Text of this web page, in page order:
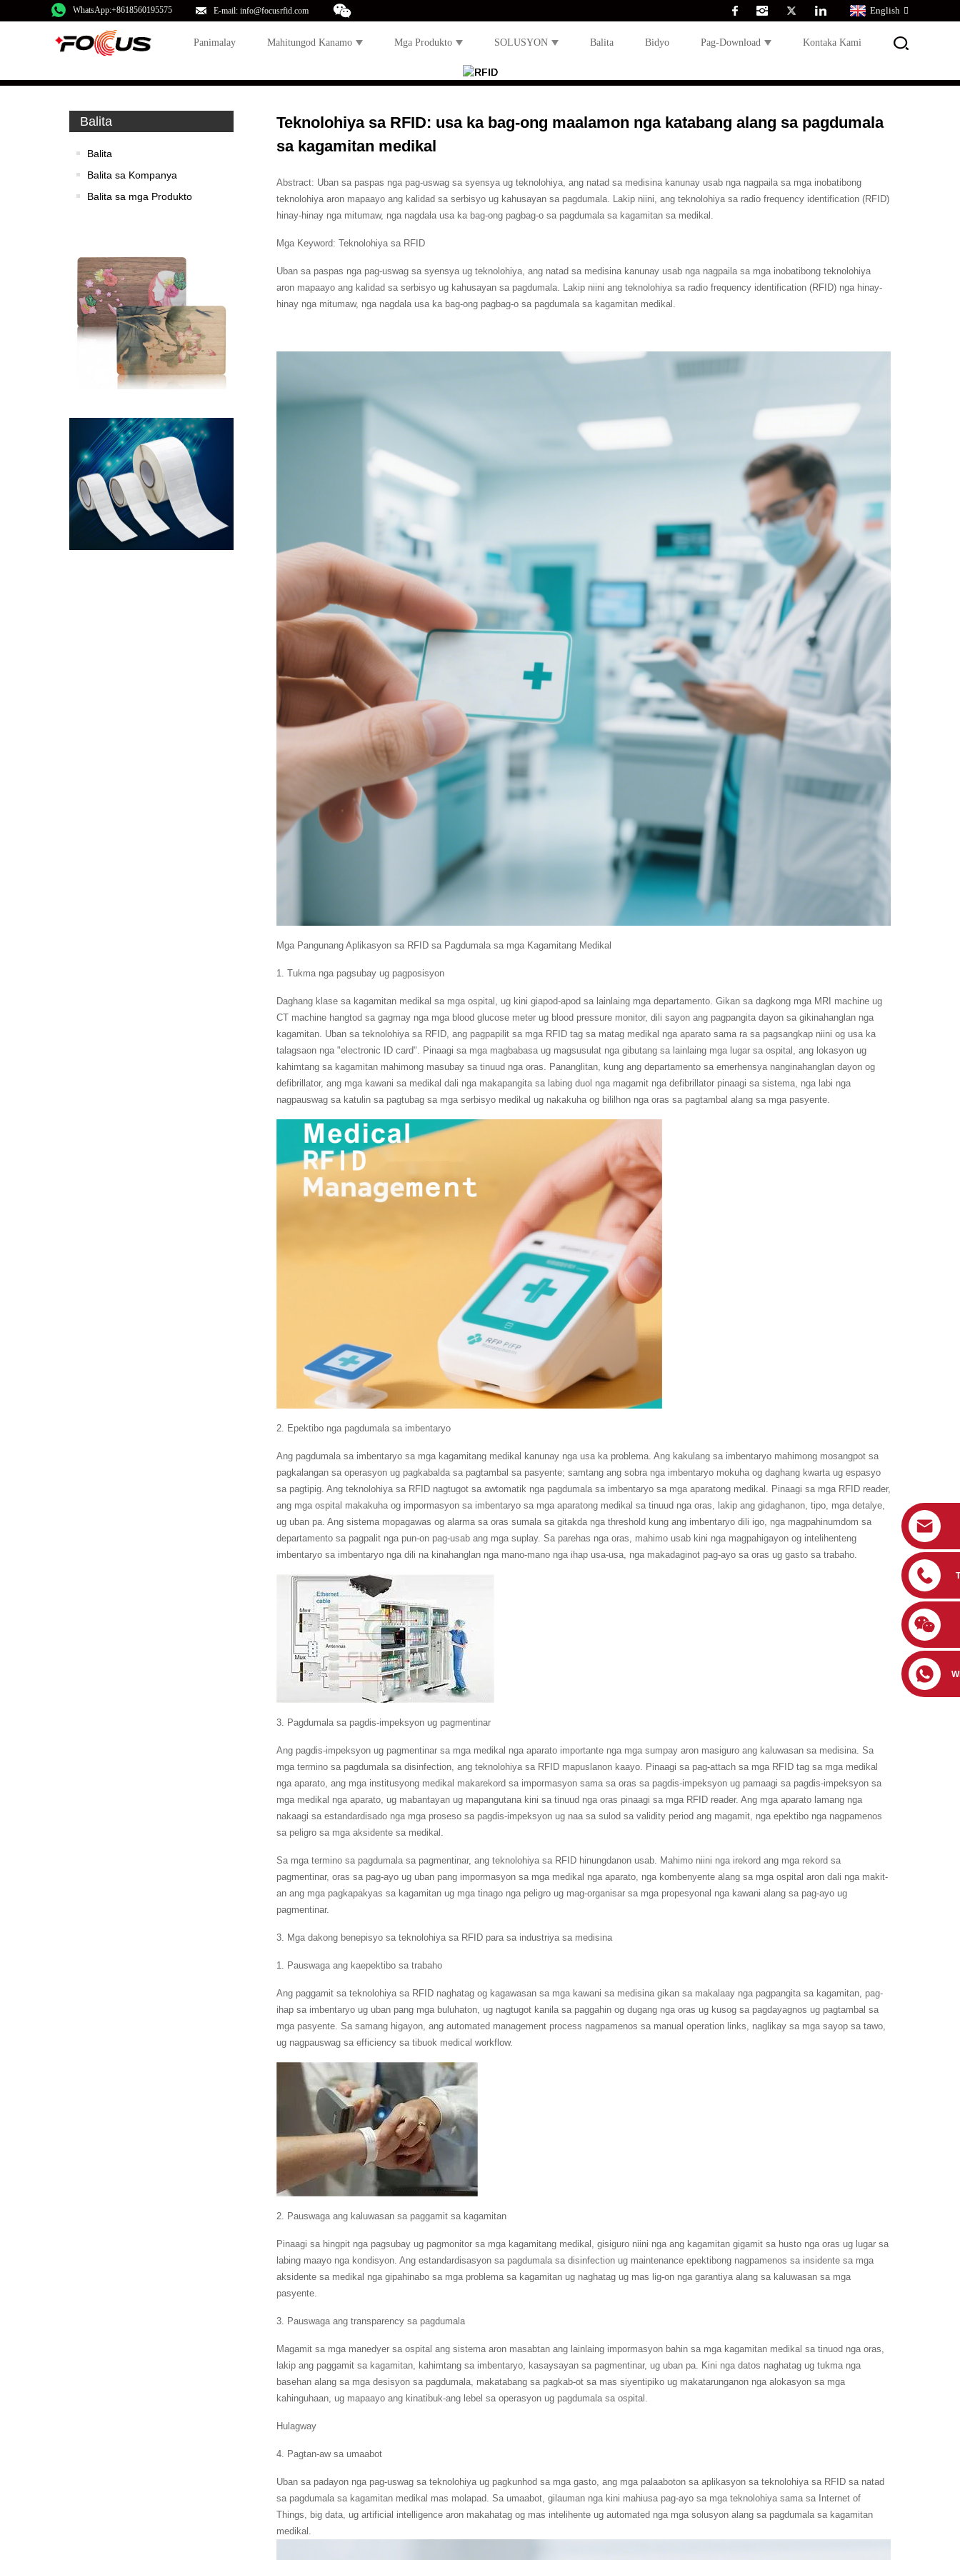
WhatsApp:+8618560195575 E-mail: info@focusrfid.com English
Panimalay Mahitungod Kanamo Mga Produkto SOLUSYON Balita Bidyo Pag-Download Kontaka Kami
Balita
Balita
Balita sa Kompanya
Balita sa mga Produkto
Teknolohiya sa RFID: usa ka bag-ong maalamon nga katabang alang sa pagdumala
sa kagamitan medikal
Abstract: Uban sa paspas nga pag-uswag sa syensya ug teknolohiya, ang natad sa medisina kanunay usab nga nagpaila sa mga inobatibong
teknolohiya aron mapaayo ang kalidad sa serbisyo ug kahusayan sa pagdumala. Lakip niini, ang teknolohiya sa radio frequency identification (RFID)
hinay-hinay nga mitumaw, nga nagdala usa ka bag-ong pagbag-o sa pagdumala sa kagamitan sa medikal.
Mga Keyword: Teknolohiya sa RFID
Uban sa paspas nga pag-uswag sa syensya ug teknolohiya, ang natad sa medisina kanunay usab nga nagpaila sa mga inobatibong teknolohiya
aron mapaayo ang kalidad sa serbisyo ug kahusayan sa pagdumala. Lakip niini ang teknolohiya sa radio frequency identification (RFID) nga hinay-
hinay nga mitumaw, nga nagdala usa ka bag-ong pagbag-o sa pagdumala sa kagamitan medikal.
Mga Pangunang Aplikasyon sa RFID sa Pagdumala sa mga Kagamitang Medikal
1. Tukma nga pagsubay ug pagposisyon
Daghang klase sa kagamitan medikal sa mga ospital, ug kini giapod-apod sa lainlaing mga departamento. Gikan sa dagkong mga MRI machine ug
CT machine hangtod sa gagmay nga mga blood glucose meter ug blood pressure monitor, dili sayon ​​ang pagpangita dayon sa gikinahanglan nga
kagamitan. Uban sa teknolohiya sa RFID, ang pagpapilit sa mga RFID tag sa matag medikal nga aparato sama ra sa pagsangkap niini og usa ka
talagsaon nga "electronic ID card". Pinaagi sa mga magbabasa ug magsusulat nga gibutang sa lainlaing mga lugar sa ospital, ang lokasyon ug
kahimtang sa kagamitan mahimong masubay sa tinuud nga oras. Pananglitan, kung ang departamento sa emerhensya nanginahanglan dayon og
defibrillator, ang mga kawani sa medikal dali nga makapangita sa labing duol nga magamit nga defibrillator pinaagi sa sistema, nga labi nga
nagpauswag sa katulin sa pagtubag sa mga serbisyo medikal ug nakakuha og bililhon nga oras sa pagtambal alang sa mga pasyente.
2. Epektibo nga pagdumala sa imbentaryo
Ang pagdumala sa imbentaryo sa mga kagamitang medikal kanunay nga usa ka problema. Ang kakulang sa imbentaryo mahimong mosangpot sa
pagkalangan sa operasyon ug pagkabalda sa pagtambal sa pasyente; samtang ang sobra nga imbentaryo mokuha og daghang kwarta ug espasyo
sa pagtipig. Ang teknolohiya sa RFID nagtugot sa awtomatik nga pagdumala sa imbentaryo sa mga aparatong medikal. Pinaagi sa mga RFID reader,
ang mga ospital makakuha og impormasyon sa imbentaryo sa mga aparatong medikal sa tinuud nga oras, lakip ang gidaghanon, tipo, mga detalye,
ug uban pa. Ang sistema mopagawas og alarma sa oras sumala sa gitakda nga threshold kung ang imbentaryo dili igo, nga magpahinumdom sa
departamento sa pagpalit nga pun-on pag-usab ang mga suplay. Sa parehas nga oras, mahimo usab kini nga magpahigayon og intelihenteng
imbentaryo sa imbentaryo nga dili na kinahanglan nga mano-mano nga ihap usa-usa, nga makadaginot pag-ayo sa oras ug gasto sa trabaho.
3. Pagdumala sa pagdis-impeksyon ug pagmentinar
Ang pagdis-impeksyon ug pagmentinar sa mga medikal nga aparato importante nga mga sumpay aron masiguro ang kaluwasan sa medisina. Sa
mga termino sa pagdumala sa disinfection, ang teknolohiya sa RFID mapuslanon kaayo. Pinaagi sa pag-attach sa mga RFID tag sa mga medikal
nga aparato, ang mga institusyong medikal makarekord sa impormasyon sama sa oras sa pagdis-impeksyon ug pamaagi sa pagdis-impeksyon sa
mga medikal nga aparato, ug mabantayan ug mapangutana kini sa tinuud nga oras pinaagi sa mga RFID reader. Ang mga aparato lamang nga
nakaagi sa estandardisado nga mga proseso sa pagdis-impeksyon ug naa sa sulod sa validity period ang magamit, nga epektibo nga nagpamenos
sa peligro sa mga aksidente sa medikal.
Sa mga termino sa pagdumala sa pagmentinar, ang teknolohiya sa RFID hinungdanon usab. Mahimo niini nga irekord ang mga rekord sa
pagmentinar, oras sa pag-ayo ug uban pang impormasyon sa mga medikal nga aparato, nga kombenyente alang sa mga ospital aron dali nga makit-
an ang mga pagkapakyas sa kagamitan ug mga tinago nga peligro ug mag-organisar sa mga propesyonal nga kawani alang sa pag-ayo ug
pagmentinar.
3. Mga dakong benepisyo sa teknolohiya sa RFID para sa industriya sa medisina
1. Pauswaga ang kaepektibo sa trabaho
Ang paggamit sa teknolohiya sa RFID naghatag og kagawasan sa mga kawani sa medisina gikan sa makalaay nga pagpangita sa kagamitan, pag-
ihap sa imbentaryo ug uban pang mga buluhaton, ug nagtugot kanila sa paggahin og dugang nga oras ug kusog sa pagdayagnos ug pagtambal sa
mga pasyente. Sa samang higayon, ang automated management process nagpamenos sa manual operation links, naglikay sa mga sayop sa tawo,
ug nagpauswag sa efficiency sa tibuok medical workflow.
2. Pauswaga ang kaluwasan sa paggamit sa kagamitan
Pinaagi sa hingpit nga pagsubay ug pagmonitor sa mga kagamitang medikal, gisiguro niini nga ang kagamitan gigamit sa husto nga oras ug lugar sa
labing maayo nga kondisyon. Ang estandardisasyon sa pagdumala sa disinfection ug maintenance epektibong nagpamenos sa insidente sa mga
aksidente sa medikal nga gipahinabo sa mga problema sa kagamitan ug naghatag ug mas lig-on nga garantiya alang sa kaluwasan sa mga
pasyente.
3. Pauswaga ang transparency sa pagdumala
Magamit sa mga manedyer sa ospital ang sistema aron masabtan ang lainlaing impormasyon bahin sa mga kagamitan medikal sa tinuod nga oras,
lakip ang paggamit sa kagamitan, kahimtang sa imbentaryo, kasaysayan sa pagmentinar, ug uban pa. Kini nga datos naghatag ug tukma nga
basehan alang sa mga desisyon sa pagdumala, makatabang sa pagkab-ot sa mas siyentipiko ug makatarunganon nga alokasyon sa mga
kahinguhaan, ug mapaayo ang kinatibuk-ang lebel sa operasyon ug pagdumala sa ospital.
Hulagway
4. Pagtan-aw sa umaabot
Uban sa padayon nga pag-uswag sa teknolohiya ug pagkunhod sa mga gasto, ang mga palaaboton sa aplikasyon sa teknolohiya sa RFID sa natad
sa pagdumala sa kagamitan medikal mas molapad. Sa umaabot, gilauman nga kini mahiusa pag-ayo sa mga teknolohiya sama sa Internet of
Things, big data, ug artificial intelligence aron makahatag og mas intelihente ug automated nga mga solusyon alang sa pagdumala sa kagamitan
medikal.